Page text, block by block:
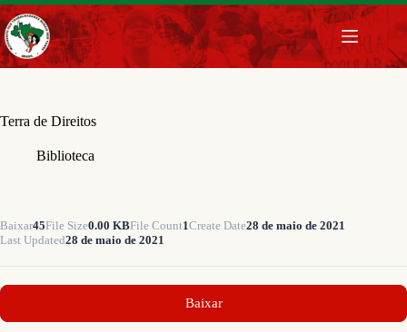
Pular
para
o
conteúdo
Terra de Direitos
Biblioteca
Baixar45File Size0.00 KBFile Count1Create Date28 de maio de 2021
Last Updated28 de maio de 2021
Baixar